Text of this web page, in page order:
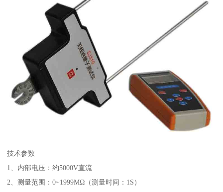
技术参数
1、内部电压：约5000V直流
2、测量范围：0~1999MΩ（测量时间：1S）